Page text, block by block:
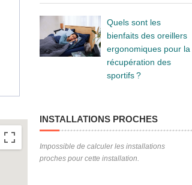
Quels sont les
bienfaits des oreillers
ergonomiques pour la
récupération des
sportifs ?
INSTALLATIONS PROCHES
Impossible de calculer les installations
proches pour cette installation.